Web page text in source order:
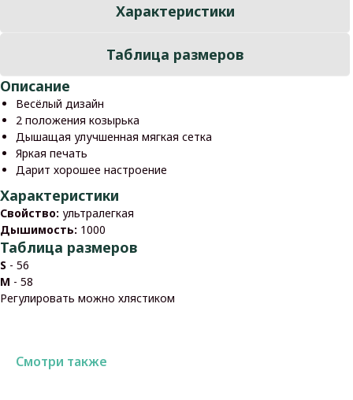
Характеристики
Таблица размеров
Описание
Весёлый дизайн
2 положения козырька
Дышащая улучшенная мягкая сетка
Яркая печать
Дарит хорошее настроение
Характеристики
Свойство: ультралегкая
Дышимость: 1000
Таблица размеров
S - 56
M - 58
Регулировать можно хлястиком
Смотри также